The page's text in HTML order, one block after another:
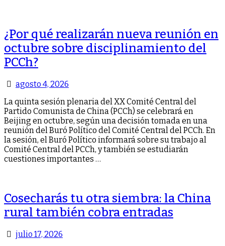
¿Por qué realizarán nueva reunión en
octubre sobre disciplinamiento del
PCCh?
agosto 4, 2026
La quinta sesión plenaria del XX Comité Central del
Partido Comunista de China (PCCh) se celebrará en
Beijing en octubre, según una decisión tomada en una
reunión del Buró Político del Comité Central del PCCh. En
la sesión, el Buró Político informará sobre su trabajo al
Comité Central del PCCh, y también se estudiarán
cuestiones importantes …
Cosecharás tu otra siembra: la China
rural también cobra entradas
julio 17, 2026